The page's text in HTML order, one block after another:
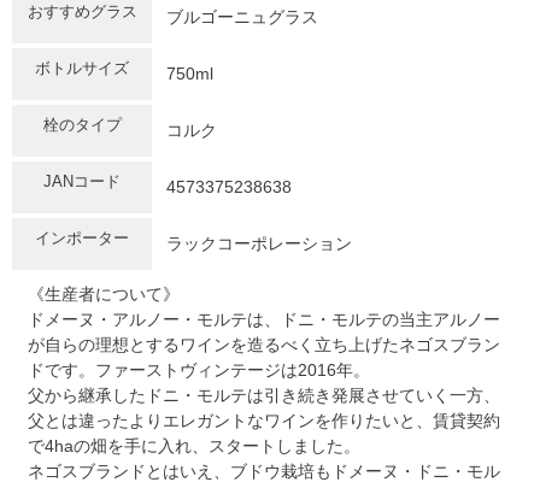
おすすめグラス ブルゴーニュグラス
ボトルサイズ 750ml
栓のタイプ コルク
JANコード 4573375238638
インポーター ラックコーポレーション
《生産者について》
ドメーヌ・アルノー・モルテは、ドニ・モルテの当主アルノー
が自らの理想とするワインを造るべく立ち上げたネゴスブラン
ドです。ファーストヴィンテージは2016年。
父から継承したドニ・モルテは引き続き発展させていく一方、
父とは違ったよりエレガントなワインを作りたいと、賃貸契約
で4haの畑を手に入れ、スタートしました。
ネゴスブランドとはいえ、ブドウ栽培もドメーヌ・ドニ・モル